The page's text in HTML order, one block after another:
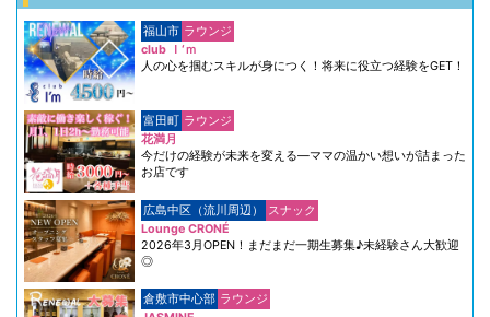
福山市 ラウンジ
club Ｉ‘ｍ
人の心を掴むスキルが身につく！将来に役立つ経験をGET！
富田町 ラウンジ
花満月
今だけの経験が未来を変える―ママの温かい想いが詰まった
お店です
広島中区（流川周辺）
スナック
Lounge CRONÉ
2026年3月OPEN！まだまだ一期生募集♪未経験さん大歓迎
◎
倉敷市中心部 ラウンジ